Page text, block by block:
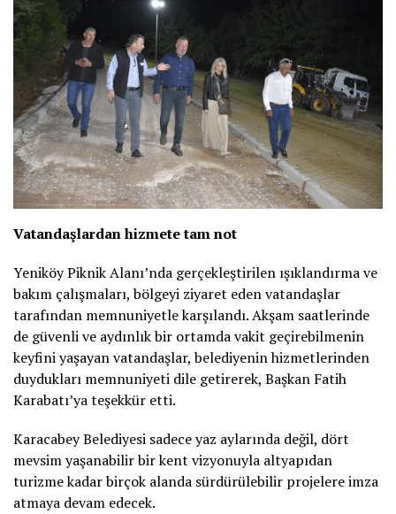
Vatandaşlardan hizmete tam not
Yeniköy Piknik Alanı’nda gerçekleştirilen ışıklandırma ve
bakım çalışmaları, bölgeyi ziyaret eden vatandaşlar
tarafından memnuniyetle karşılandı. Akşam saatlerinde
de güvenli ve aydınlık bir ortamda vakit geçirebilmenin
keyfini yaşayan vatandaşlar, belediyenin hizmetlerinden
duydukları memnuniyeti dile getirerek, Başkan Fatih
Karabatı’ya teşekkür etti.
Karacabey Belediyesi sadece yaz aylarında değil, dört
mevsim yaşanabilir bir kent vizyonuyla altyapıdan
turizme kadar birçok alanda sürdürülebilir projelere imza
atmaya devam edecek.